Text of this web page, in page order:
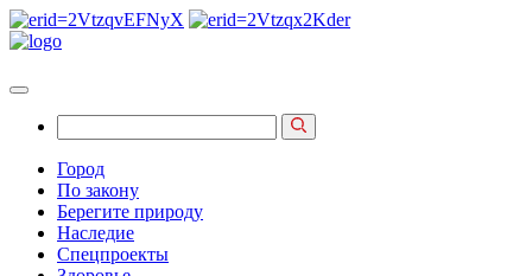
Город
По закону
Берегите природу
Наследие
Спецпроекты